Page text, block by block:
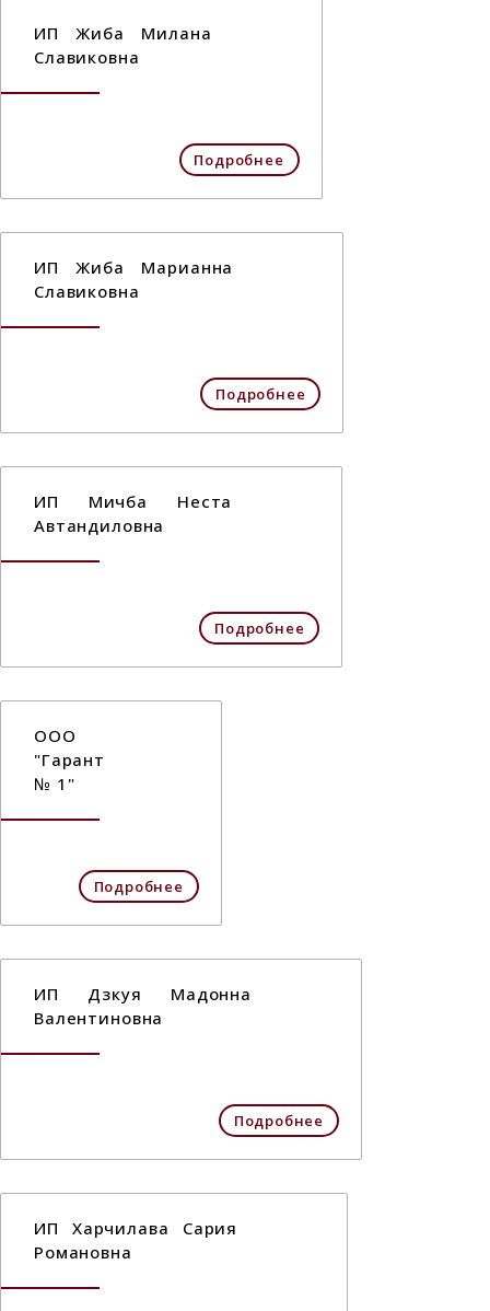
ИП Жиба Милана
Славиковна
Подробнее
ИП Жиба Марианна
Славиковна
Подробнее
ИП Мичба Неста
Автандиловна
Подробнее
ООО
"Гарант
№ 1"
Подробнее
ИП Дзкуя Мадонна
Валентиновна
Подробнее
ИП Харчилава Сария
Романовна